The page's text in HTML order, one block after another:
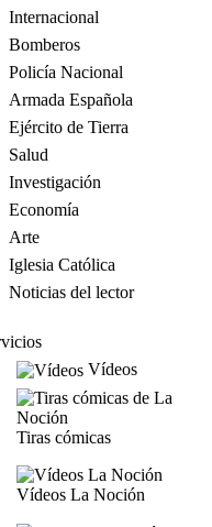
Internacional
Bomberos
Policía Nacional
Armada Española
Ejército de Tierra
Salud
Investigación
Economía
Arte
Iglesia Católica
Noticias del lector
Vídeos
Tiras cómicas
Vídeos La Noción